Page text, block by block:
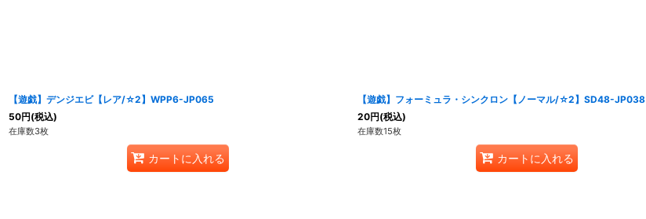
絞り込む
【遊戯】デンジエビ【レア/☆2】WPP6-JP065
50円(税込)
在庫数3枚
カートに入れる
【遊戯】フォーミュラ・シンクロン【ノーマル/☆2】SD48-JP038
20円(税込)
在庫数15枚
カートに入れる